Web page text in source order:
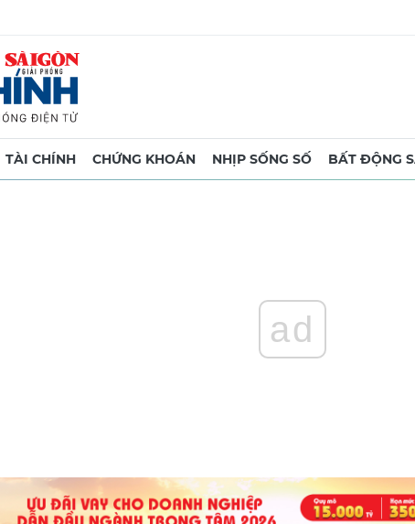
TÀI CHÍNH CHỨNG KHOÁN NHỊP SỐNG SỐ BẤT ĐỘNG
ad